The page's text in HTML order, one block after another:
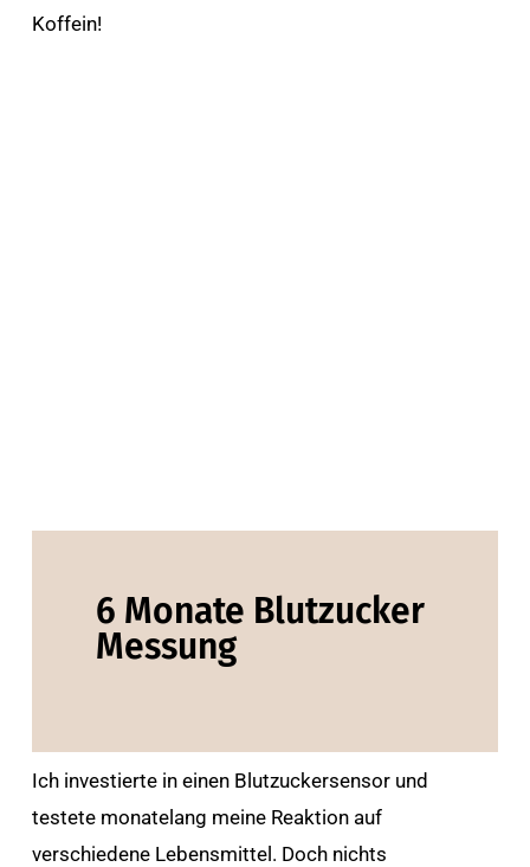
Koffein!
6 Monate Blutzucker
Messung
Ich investierte in einen Blutzuckersensor und
testete monatelang meine Reaktion auf
verschiedene Lebensmittel. Doch nichts